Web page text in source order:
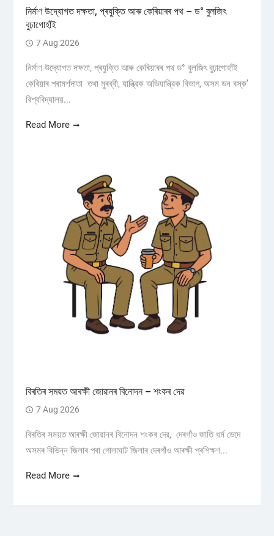
নিৰ্মাণ উদ্যোগত দক্ষতা, প্ৰযুক্তি আৰু কেৰিয়াৰৰ পথ – ড° বুলজিৎ
বুঢ়াগোহাঁই
7 Aug 2026
নিৰ্মাণ উদ্যোগত দক্ষতা, প্ৰযুক্তি আৰু কেৰিয়াৰৰ পথ ড° বুলজিৎ বুঢ়াগোহাঁই
কেৰিয়াৰ পৰামৰ্শদাতা তথা মুৰব্বী, যান্ত্রিক অভিযান্ত্রিক বিভাগ, অসম ডন বস্ক’
বিশ্ববিদ্যালয়...
Read More
বিৰতিৰ সময়ত আৰক্ষী জোৱানৰ বিনোদন – শংকৰ দেৱ
7 Aug 2026
বিৰতিৰ সময়ত আৰক্ষী জোৱানৰ বিনোদন শংকৰ দেৱ, দেৰগাঁও জাতি ধৰ্ম ভেদে
অসমৰ বিভিন্ন জিলাৰ পৰা গোলাঘাট জিলাৰ দেৰগাঁও আৰক্ষী প্ৰশিক্ষণ...
Read More